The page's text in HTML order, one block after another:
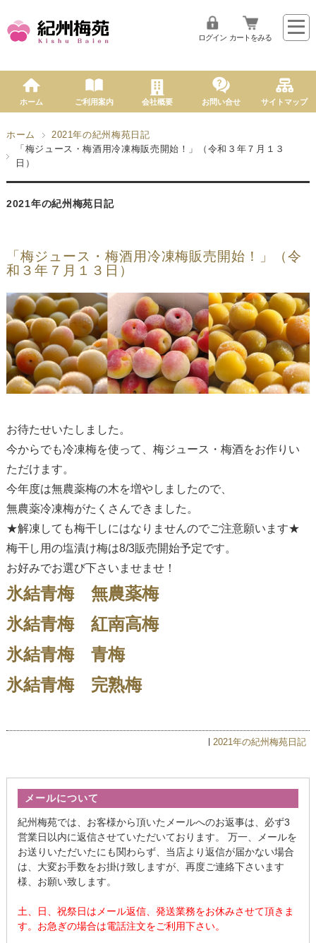
ログイン カートをみる
ホーム ご利用案内 会社概要 お問い合せ サイトマップ
ホーム
2021年の紀州梅苑日記
「梅ジュース・梅酒用冷凍梅販売開始！」（令和３年７月１３
日）
2021年の紀州梅苑日記
「梅ジュース・梅酒用冷凍梅販売開始！」（令
和３年７月１３日）
お待たせいたしました。
今からでも冷凍梅を使って、梅ジュース・梅酒をお作りい
ただけます。
今年度は無農薬梅の木を増やしましたので、
無農薬冷凍梅がたくさんできました。
★解凍しても梅干しにはなりませんのでご注意願います★
梅干し用の塩漬け梅は8/3販売開始予定です。
お好みでお選び下さいませませ！
氷結青梅 無農薬梅
氷結青梅 紅南高梅
氷結青梅 青梅
氷結青梅 完熟梅
2021年の紀州梅苑日記
メールについて
紀州梅苑では、お客様から頂いたメールへのお返事は、必ず3
営業日以内に返信させていただいております。 万一、メールを
お送りいただいたにも関わらず、当店より返信が届かない場合
は、大変お手数をお掛け致しますが、再度ご連絡下さいます
様、お願い致します。
土、日、祝祭日はメール返信、発送業務をお休みさせて頂きま
す。お急ぎの場合は電話注文をご利用下さい。